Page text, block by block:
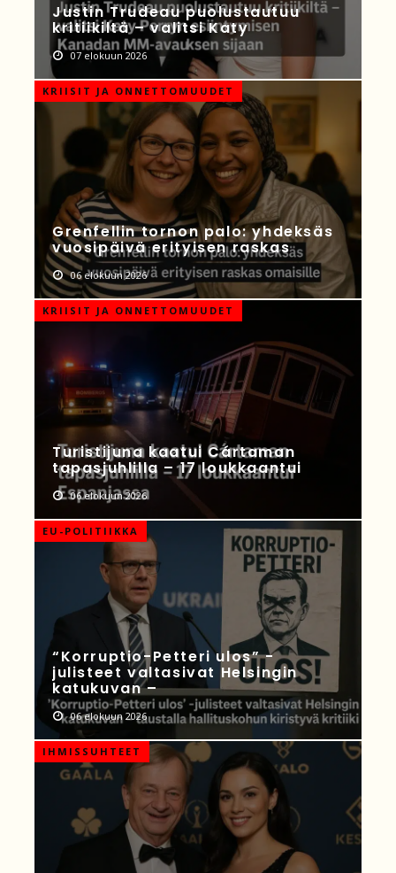
Justin Trudeau puolustautuu
kritiikiltä – valitsi Katy
07 elokuun 2026
KRIISIT JA ONNETTOMUUDET
Grenfellin tornon palo: yhdeksäs
vuosipäivä erityisen raskas
06 elokuun 2026
KRIISIT JA ONNETTOMUUDET
Turistijuna kaatui Cártaman
tapasjuhlilla – 17 loukkaantui
06 elokuun 2026
EU-POLITIIKKA
“Korruptio-Petteri ulos” -
julisteet valtasivat Helsingin
katukuvan –
06 elokuun 2026
IHMISSUHTEET